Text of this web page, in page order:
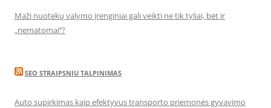
Maži nuotekų valymo įrenginiai gali veikti ne tik tyliai, bet ir
„nematomai‘‘?
SEO STRAIPSNIU TALPINIMAS
Auto supirkimas kaip efektyvus transporto priemonės gyvavimo